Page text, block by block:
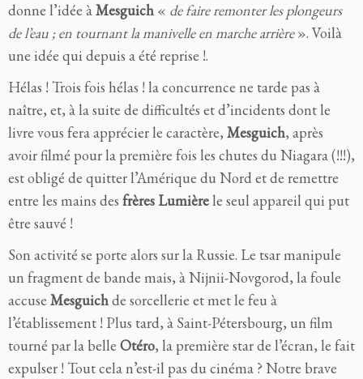
donne l’idée àMesguich « de faire remonter les plongeurs
de l’eau ; en tournant la manivelle en marche arrière». Voilà
une idée qui depuis a été reprise !.
Hélas ! Trois fois hélas ! la concurrence ne tarde pas à
naître, et, à la suite de difficultés et d’incidents dont le
livre vous fera apprécier le caractère, Mesguich, après
avoir filmé pour la première fois les chutes du Niagara (!!!),
est obligé de quitter l’Amérique du Nord et de remettre
entre les mains des frères Lumièrele seul appareil qui put
être sauvé !
Son activité se porte alors sur la Russie. Le tsar manipule
un fragment de bande mais, à Nijnii-Novgorod, la foule
accuse Mesguichde sorcellerie et met le feu à
l’établissement ! Plus tard, à Saint-Pétersbourg, un film
tourné par la belle Otéro, la première star de l’écran, le fait
expulser ! Tout cela n’est-il pas du cinéma ? Notre brave